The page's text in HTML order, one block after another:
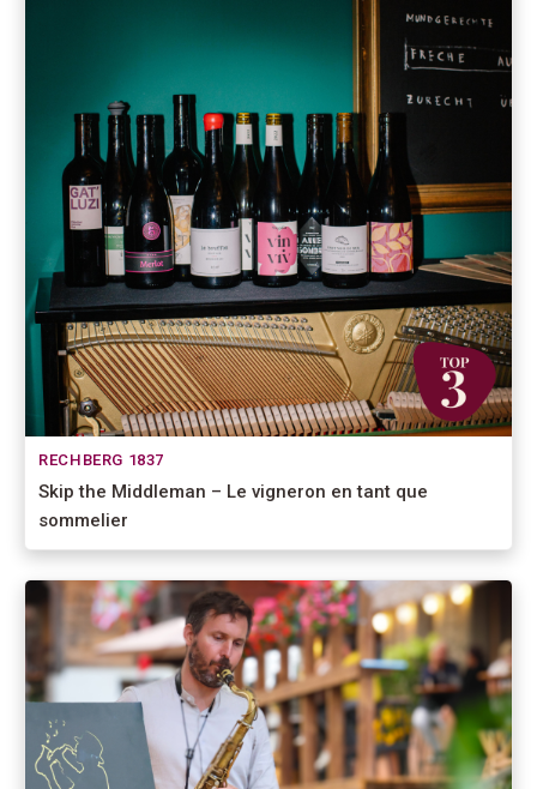
RECHBERG 1837
Skip the Middleman – Le vigneron en tant que
sommelier